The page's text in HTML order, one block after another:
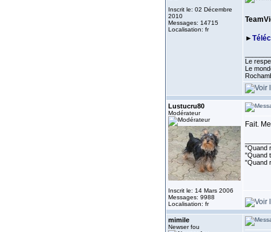
Inscrit le: 02 Décembre
2010
Messages: 14715
Localisation: fr
►
Le
Le
Lustucru80
Modérateur
Inscrit le: 14 Mars 2006
Messages: 9988
Localisation: fr
Fait.
"Quand
"Quand
"Quand
mimile
Newser fou